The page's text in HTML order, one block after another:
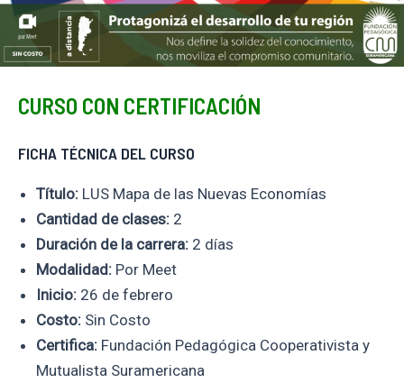
CURSO CON CERTIFICACIÓN
FICHA TÉCNICA DEL CURSO
Título: LUS Mapa de las Nuevas Economías
Cantidad de clases: 2
Duración de la carrera: 2 días
Modalidad: Por Meet
Inicio: 26 de febrero
Costo: Sin Costo
Certifica: Fundación Pedagógica Cooperativista y
Mutualista Suramericana